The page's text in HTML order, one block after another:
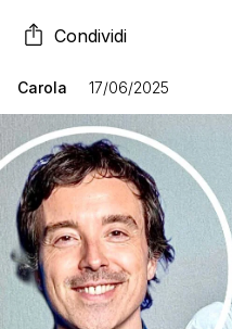
Condividi
Carola 17/06/2025